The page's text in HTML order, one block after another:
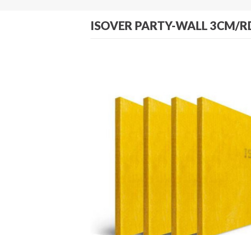
ISOVER PARTY-WALL 3CM/